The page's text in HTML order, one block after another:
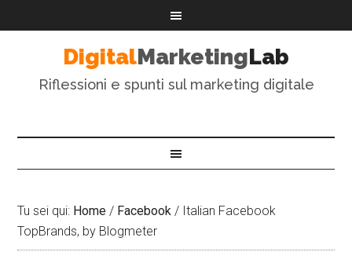
DigitalMarketingLab
Riflessioni e spunti sul marketing digitale
Tu sei qui: Home / Facebook / Italian Facebook
TopBrands, by Blogmeter